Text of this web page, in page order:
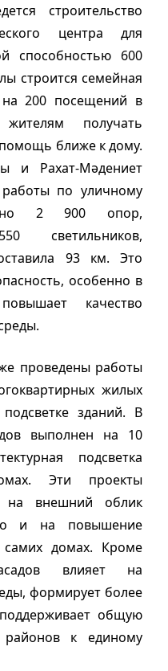
строительство
центра для
способностью 600
строится семейная
на 200 посещений в
получать
ближе к дому.
и Рахат-Мәдениет
по уличному
2 900 опор,
светильников,
93 км. Это
особенно в
качество
проведены работы
жилых
зданий. В
выполнен на 10
подсветка
Эти проекты
на внешний облик
и на повышение
домах. Кроме
влияет на
формирует более
общую
к единому